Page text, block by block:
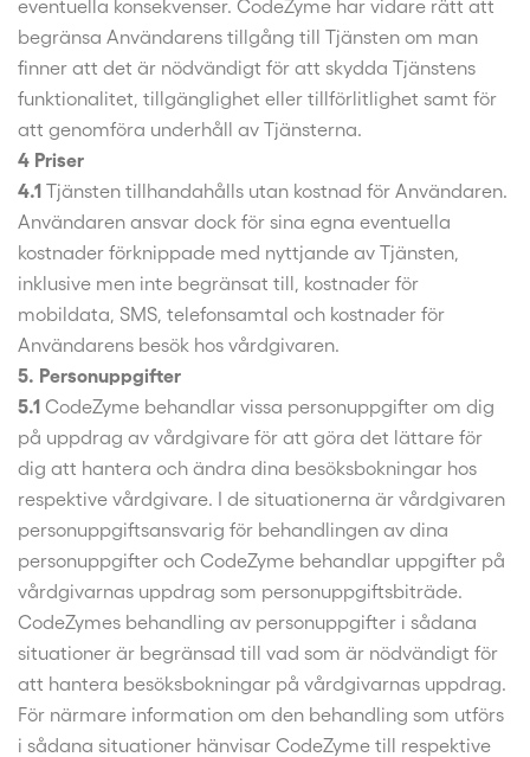
eventuella konsekvenser. CodeZyme har vidare rätt att
begränsa Användarens tillgång till Tjänsten om man
finner att det är nödvändigt för att skydda Tjänstens
funktionalitet, tillgänglighet eller tillförlitlighet samt för
att genomföra underhåll av Tjänsterna.
4 Priser
4.1 Tjänsten tillhandahålls utan kostnad för Användaren.
Användaren ansvar dock för sina egna eventuella
kostnader förknippade med nyttjande av Tjänsten,
inklusive men inte begränsat till, kostnader för
mobildata, SMS, telefonsamtal och kostnader för
Användarens besök hos vårdgivaren.
5. Personuppgifter
5.1 CodeZyme behandlar vissa personuppgifter om dig
på uppdrag av vårdgivare för att göra det lättare för
dig att hantera och ändra dina besöksbokningar hos
respektive vårdgivare. I de situationerna är vårdgivaren
personuppgiftsansvarig för behandlingen av dina
personuppgifter och CodeZyme behandlar uppgifter på
vårdgivarnas uppdrag som personuppgiftsbiträde.
CodeZymes behandling av personuppgifter i sådana
situationer är begränsad till vad som är nödvändigt för
att hantera besöksbokningar på vårdgivarnas uppdrag.
För närmare information om den behandling som utförs
i sådana situationer hänvisar CodeZyme till respektive